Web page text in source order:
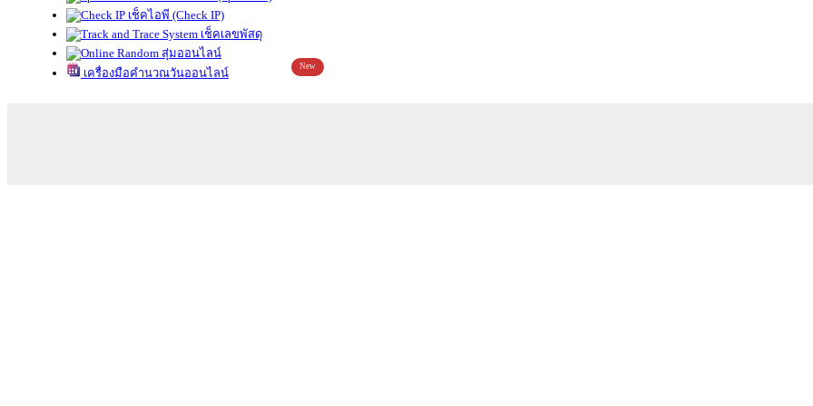
เช็คไอพี (Check IP)
เช็คเลขพัสดุ
สุ่มออนไลน์
เครื่องมือคำนวณวันออนไลน์
New